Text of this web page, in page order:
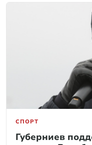
СПОРТ
Губерниев